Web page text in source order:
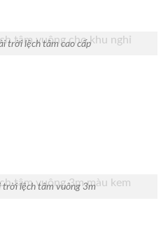
trời lệch tâm cao cấp
trời lệch tâm vuông 3m